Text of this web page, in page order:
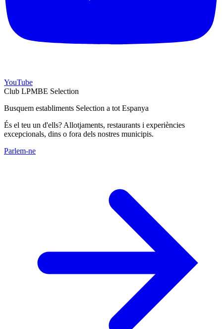
YouTube
Club LPMBE Selection
Busquem establiments Selection a tot Espanya
És el teu un d'ells? Allotjaments, restaurants i experiències
excepcionals, dins o fora dels nostres municipis.
Parlem-ne